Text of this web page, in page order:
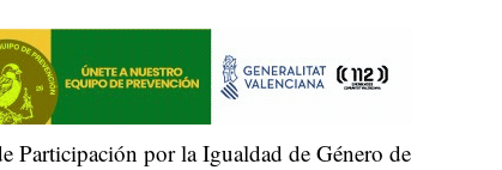
Participación por la Igualdad de Género de